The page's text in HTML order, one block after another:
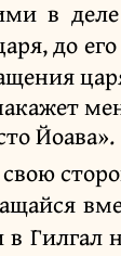
в
до
Йоава».
Гилгал